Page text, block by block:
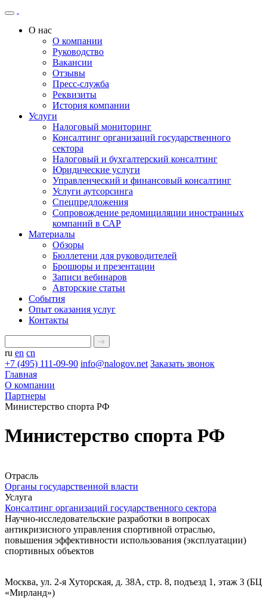
О нас
О компании
Руководство
Вакансии
Отзывы
Пресс-служба
Реквизиты
История компании
Услуги
Налоговый мониторинг
Консалтинг организаций государственного
сектора
Налоговый и бухгалтерский консалтинг
Юридические услуги
Управленческий и финансовый консалтинг
Услуги аутсорсинга
Спецпредложения
Сопровождение редомициляции иностранных
компаний в САР
Материалы
Обзоры
Бюллетени для руководителей
Брошюры и презентации
Записи вебинаров
Авторские статьи
События
Опыт оказания услуг
Контакты
ru en cn
+7 (495) 111-09-90 info@nalogov.net Заказать звонок
Главная
О компании
Партнеры
Министерство спорта РФ
Министерство спорта РФ
Отрасль
Органы государственной власти
Услуга
Консалтинг организаций государственного сектора
Научно-исследовательские разработки в вопросах
антикризисного управления спортивной отраслью,
повышения эффективности использования (эксплуатации)
спортивных объектов
Москва, ул. 2-я Хуторская, д. 38А, стр. 8, подъезд 1, этаж 3 (БЦ
«Мирланд»)